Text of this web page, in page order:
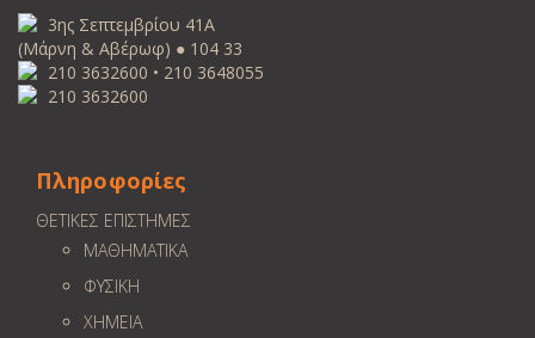
3ης Σεπτεμβρίου 41Α
(Μάρνη & Αβέρωφ) ● 104 33
210 3632600 • 210 3648055
210 3632600
Πληροφορίες
ΘΕΤΙΚΕΣ ΕΠΙΣΤΗΜΕΣ
ΜΑΘΗΜΑΤΙΚΑ
ΦΥΣΙΚΗ
ΧΗΜΕΙΑ